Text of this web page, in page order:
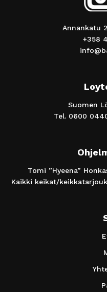
Annankatu
+358
Suomen
Tel. 0600
Tomi ”Hyeena”
Kaikki keikat/